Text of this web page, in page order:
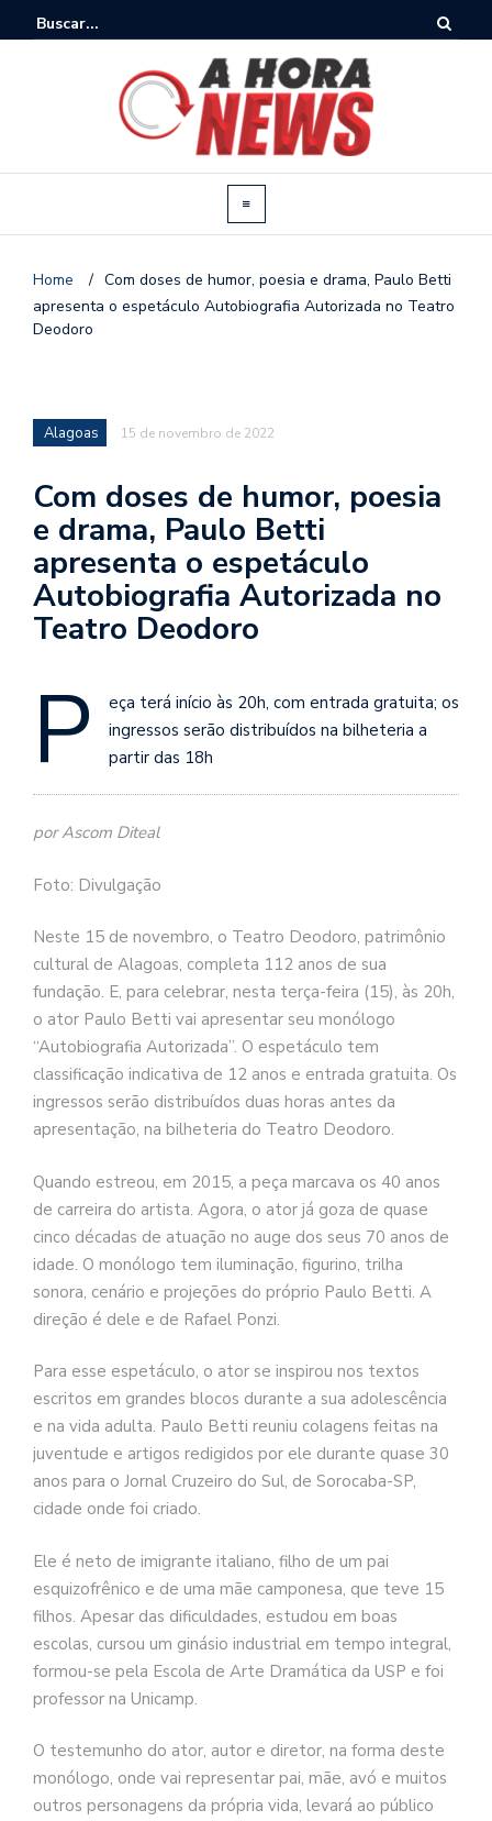
Home / Com doses de humor, poesia e drama, Paulo Betti
apresenta o espetáculo Autobiografia Autorizada no Teatro
Deodoro
Alagoas 15 de novembro de 2022
Com doses de humor, poesia
e drama, Paulo Betti
apresenta o espetáculo
Autobiografia Autorizada no
Teatro Deodoro
P
eça terá início às 20h, com entrada gratuita; os
ingressos serão distribuídos na bilheteria a
partir das 18h
por Ascom Diteal
Foto: Divulgação
Neste 15 de novembro, o Teatro Deodoro, patrimônio
cultural de Alagoas, completa 112 anos de sua
fundação. E, para celebrar, nesta terça-feira (15), às 20h,
o ator Paulo Betti vai apresentar seu monólogo
“Autobiografia Autorizada”. O espetáculo tem
classificação indicativa de 12 anos e entrada gratuita. Os
ingressos serão distribuídos duas horas antes da
apresentação, na bilheteria do Teatro Deodoro.
Quando estreou, em 2015, a peça marcava os 40 anos
de carreira do artista. Agora, o ator já goza de quase
cinco décadas de atuação no auge dos seus 70 anos de
idade. O monólogo tem iluminação, figurino, trilha
sonora, cenário e projeções do próprio Paulo Betti. A
direção é dele e de Rafael Ponzi.
Para esse espetáculo, o ator se inspirou nos textos
escritos em grandes blocos durante a sua adolescência
e na vida adulta. Paulo Betti reuniu colagens feitas na
juventude e artigos redigidos por ele durante quase 30
anos para o Jornal Cruzeiro do Sul, de Sorocaba-SP,
cidade onde foi criado.
Ele é neto de imigrante italiano, filho de um pai
esquizofrênico e de uma mãe camponesa, que teve 15
filhos. Apesar das dificuldades, estudou em boas
escolas, cursou um ginásio industrial em tempo integral,
formou-se pela Escola de Arte Dramática da USP e foi
professor na Unicamp.
O testemunho do ator, autor e diretor, na forma deste
monólogo, onde vai representar pai, mãe, avó e muitos
outros personagens da própria vida, levará ao público